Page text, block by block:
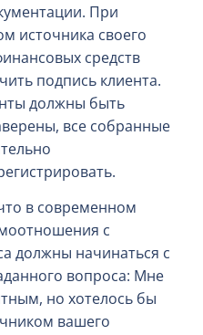
При
источника своего
средств
подпись клиента.
должны быть
все собранные
в современном
с
должны начинаться с
вопроса: Мне
но хотелось бы
вашего